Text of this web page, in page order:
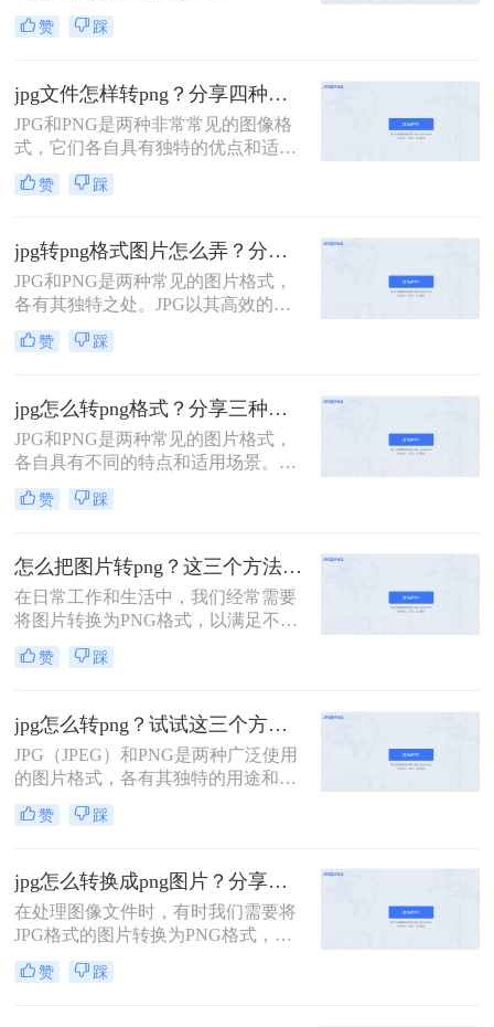
JPEG（JPG）格式因其较小的文件大
小和良好的兼容性而广泛应用于网络
是需要透明背景或无损压缩时，PNG
格式更为合适。那么jpg格式怎么转换
成png格式呢？本文将详细介绍几种
简单有效的方法，帮助您轻松将JPG
格式的图片转换为PNG格式。
赞 踩
jpg文件怎样转png？分享四种转换方式！
JPG和PNG是两种非常常见的图像格
式，它们各自具有独特的优点和适用
场景。JPG是一种有损压缩格式，适
用于存储和分享色彩丰富、细节要求
缩格式，能够保持图像的质量和透明
度。有时候，我们可能需要将JPG文
件转换为PNG格式，以保留图像的原
始质量或实现特定的设计需求。那么
jpg文件怎样转png呢？下面，我们将
介绍几种将JPG文件转换为PNG格式
赞 踩
jpg转png格式图片怎么弄？分享二个比较实用的转换方法！
JPG和PNG是两种常见的图片格式，
各有其独特之处。JPG以其高效的压
缩技术和较小的文件体积而著称，非
常适合存储和传输大量图片。然而，
特性受到青睐，尤其在需要高质量图
像或透明背景的场合。那么jpg转png
格式图片怎么弄呢？本文将介绍两种
将JPG转换为PNG格式图片的方法。
赞 踩
jpg怎么转png格式？分享三种实用转换方法！
JPG和PNG是两种常见的图片格式，
各自具有不同的特点和适用场景。
JPG格式通常用于存储照片和图像，
具有压缩率高、占用空间小的优点，
式则以其无损压缩、支持透明背景和
丰富的颜色层次而受到青睐。在某些
情况下，我们可能需要将JPG图片转
换为PNG格式，以满足特定的需求。
那么jpg怎么转png格式呢？本文将介
绍三种将JPG转换为PNG格式的方
赞 踩
怎么把图片转png？这三个方法帮你快速搞定！
在日常工作和生活中，我们经常需要
将图片转换为PNG格式，以满足不同
的需求。PNG格式以其无损压缩、支
持透明度和保留图像细节等特点，成
图片转png呢？本文将介绍三种常用
的图片转PNG格式的方法。
赞 踩
jpg怎么转png？试试这三个方法吧!！
JPG（JPEG）和PNG是两种广泛使用
的图片格式，各有其独特的用途和优
点。JPG以其高效的文件压缩和相对
较好的图像质量而受到欢迎，而PNG
青睐。有时，你可能需要将JPG图片
转换为PNG格式，以保留透明度或追
求无损压缩。那么jpg怎么转png呢？
下面，我们将介绍几种将JPG转换为
PNG格式的方法。
赞 踩
jpg怎么转换成png图片？分享三种实用方法！
在处理图像文件时，有时我们需要将
JPG格式的图片转换为PNG格式，以
满足不同的需求。JPG格式以其有损
压缩和较高的压缩率著称，非常适合
赞 踩